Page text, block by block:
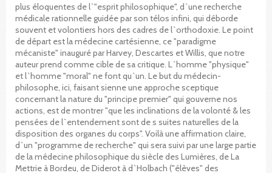
plus éloquentes de l`"esprit philosophique", d`une recherche
médicale rationnelle guidée par son télos infini, qui déborde
souvent et volontiers hors des cadres de l`orthodoxie. Le point
de départ est la médecine cartésienne, ce "paradigme
mécaniste" inauguré par Harvey, Descartes et Willis, que notre
auteur prend comme cible de sa critique. L`homme "physique"
et l`homme "moral" ne font qu`un. Le but du médecin-
philosophe, ici, faisant sienne une approche sceptique
concernant la nature du "principe premier" qui gouverne nos
actions, est de montrer "que les inclinations de la volonté & les
pensées de l`entendement sont de s suites naturelles de la
disposition des organes du corps". Voilà une affirmation claire,
d`un "programme de recherche" qui sera suivi par une large partie
de la médecine philosophique du siècle des Lumières, de La
Mettrie à Bordeu, de Diderot à d`Holbach ("élèves" des